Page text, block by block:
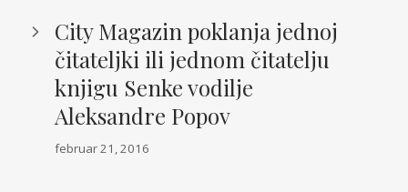
City Magazin poklanja jednoj
čitateljki ili jednom čitatelju
knjigu Senke vodilje
Aleksandre Popov
februar 21, 2016